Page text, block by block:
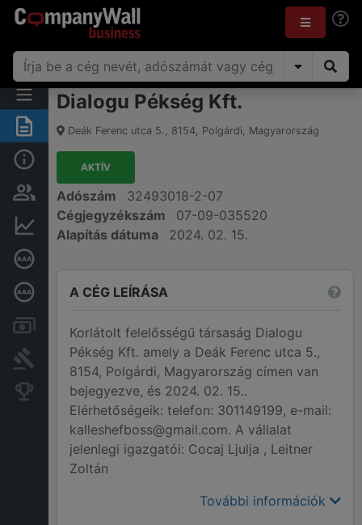
Összegzés
Alap információk
Személyek és tulajdonjog
Pénzügyi információk
Mélyreható hitelminősítés
Számlák és zárolások
Bírósági eljárások
Konkurens cégek
Dialogu Pékség Kft.
Deák Ferenc utca 5., 8154, Polgárdi, Magyarország
AKTÍV
Adószám
32493018-2-07
Cégjegyzékszám
07-09-035520
Alapítás dátuma
2024. 02. 15.
A CÉG LEÍRÁSA
Korlátolt felelősségű társaság Dialogu
Pékség Kft. amely a Deák Ferenc utca 5.,
8154, Polgárdi, Magyarország címen van
bejegyezve, és 2024. 02. 15..
Elérhetőségeik: telefon: 301149199, e-mail:
kalleshefboss@gmail.com. A vállalat
jelenlegi igazgatói: Cocaj Ljulja , Leitner
Zoltán
További információk